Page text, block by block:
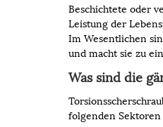
Beschichtete oder
Leistung der
Im Wesentlichen
und macht sie zu
Was sind die
folgenden